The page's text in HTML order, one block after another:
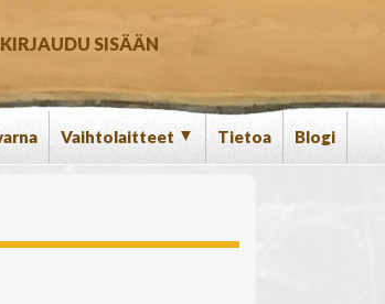
KIRJAUDU SISÄÄN
Vaihtolaitteet ▼ Tietoa Blogi